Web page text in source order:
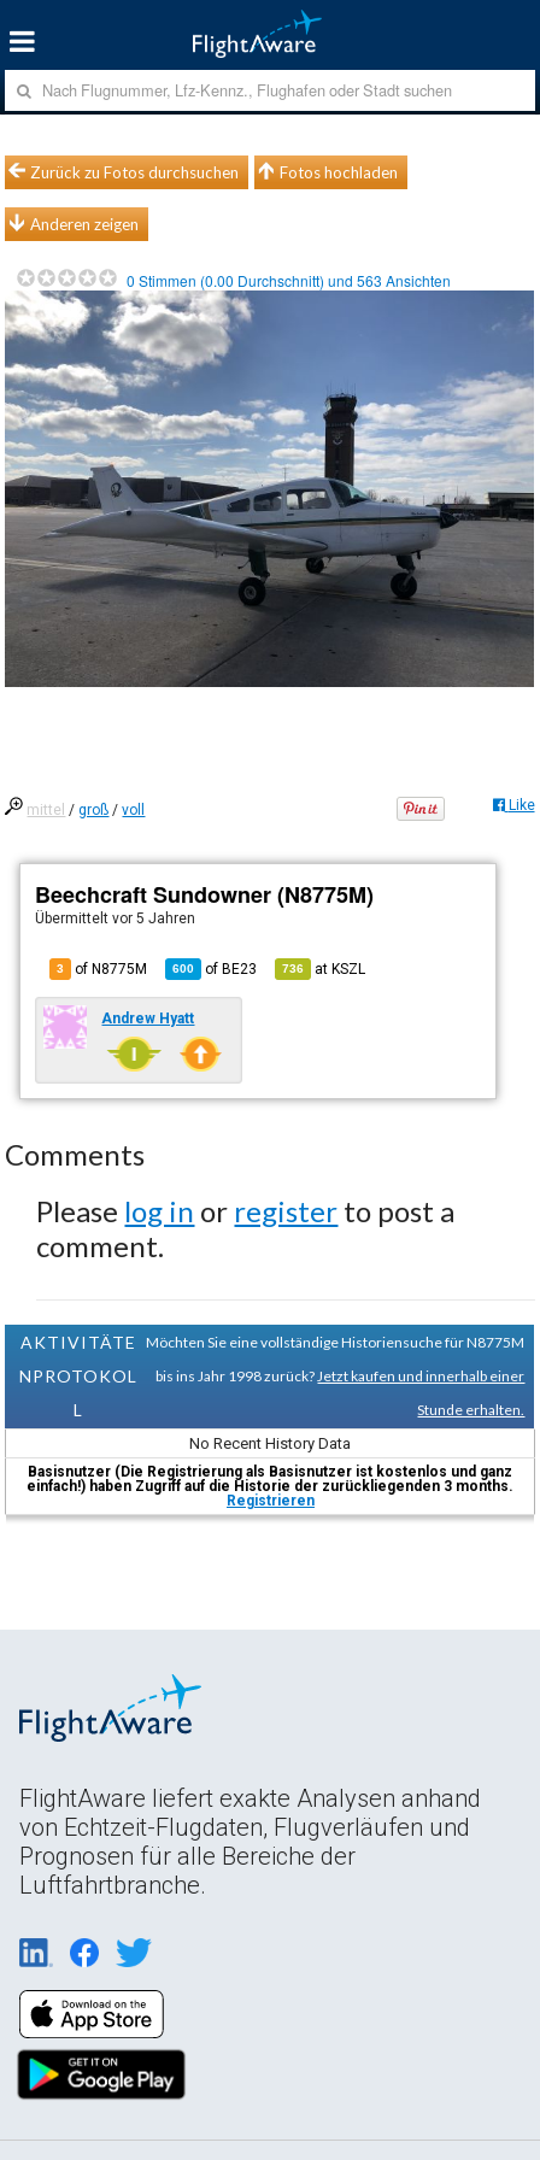
Zurück zu Fotos durchsuchen Fotos hochladen
Anderen zeigen
0 Stimmen (0.00 Durchschnitt) und563 Ansichten
mittel /groß /voll Like
Beechcraft Sundowner (N8775M)
Übermitteltvor 5 Jahren
3 of N8775M 600 ofBE23 736 atKSZL
Andrew Hyatt
Comments
Please log in or register to post a
comment.
AKTIVITÄTE
NPROTOKOL
L
Möchten Sie eine vollständige Historiensuche für N8775M
bis ins Jahr 1998 zurück?Jetzt kaufen und innerhalb einer
Stunde erhalten.
No Recent History Data
Basisnutzer (Die Registrierung als Basisnutzer ist kostenlos und ganz
einfach!) haben Zugriff auf die Historie der zurückliegenden 3 months.
Registrieren
FlightAware liefert exakte Analysen anhand
von Echtzeit-Flugdaten, Flugverläufen und
Prognosen für alle Bereiche der
Luftfahrtbranche.